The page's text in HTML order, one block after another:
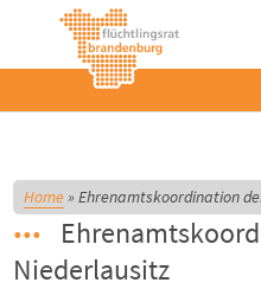
Home»Ehrenamtskoordination
Niederlausitz